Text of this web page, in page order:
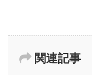
関連記事